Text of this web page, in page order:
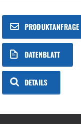
PRODUKTANFRAGE
DATENBLATT
DETAILS